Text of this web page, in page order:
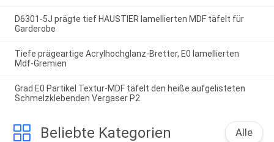
D6301-5J prägte tief HAUSTIER lamellierten MDF täfelt für
Garderobe
Tiefe prägeartige Acrylhochglanz-Bretter, E0 lamellierten
Mdf-Gremien
Grad E0 Partikel Textur-MDF täfelt den heiße aufgelisteten
Schmelzklebenden Vergaser P2
Beliebte Kategorien Alle